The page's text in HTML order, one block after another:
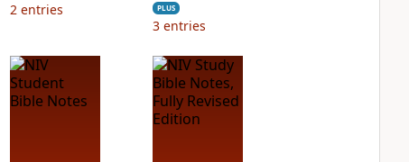
2 entries PLUS
3 entries